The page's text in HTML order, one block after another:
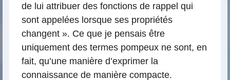
de lui attribuer des fonctions de rappel qui
sont appelées lorsque ses propriétés
changent ». Ce que je pensais être
uniquement des termes pompeux ne sont, en
fait, qu’une manière d’exprimer la
connaissance de manière compacte.